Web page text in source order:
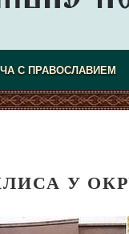
С ПРАВОСЛАВИЕМ
У